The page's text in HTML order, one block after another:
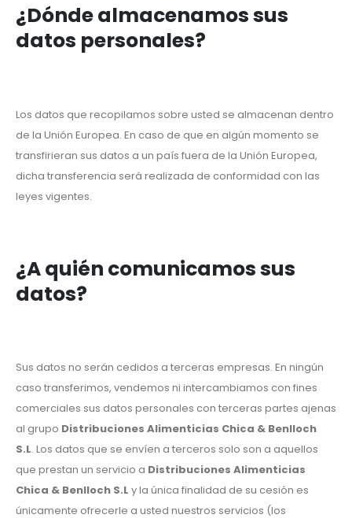
¿Dónde almacenamos sus
datos personales?
Los datos que recopilamos sobre usted se almacenan dentro
de la Unión Europea. En caso de que en algún momento se
transfirieran sus datos a un país fuera de la Unión Europea,
dicha transferencia será realizada de conformidad con las
leyes vigentes.
¿A quién comunicamos sus
datos?
Sus datos no serán cedidos a terceras empresas. En ningún
caso transferimos, vendemos ni intercambiamos con fines
comerciales sus datos personales con terceras partes ajenas
al grupo Distribuciones Alimenticias Chica & Benlloch
S.L. Los datos que se envíen a terceros solo son a aquellos
que prestan un servicio a Distribuciones Alimenticias
Chica & Benlloch S.L y la única finalidad de su cesión es
únicamente ofrecerle a usted nuestros servicios (los